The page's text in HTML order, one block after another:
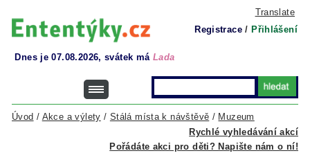
Translate
Registrace / Přihlášení
Dnes je 07.08.2026, svátek má Lada
Rychlé vyhledávání akcí
Úvod / Akce a výlety / Stálá místa k návštěvě / Muzeum
Pořádáte akci pro děti? Napište nám o ní!